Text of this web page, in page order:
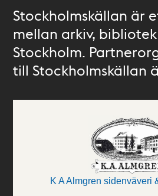
Stockholmskällan är
mellan arkiv,
Stockholm.
till Stockholmskällan
K A Almgren sidenväveri